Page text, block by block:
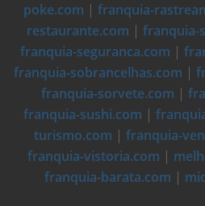
poke.com | franquia-
restaurante.com | franquia-
franquia-seguranca.com |
franquia-sobrancelhas.com |
franquia-sorvete.com |
franquia-sushi.com |
turismo.com | franquia-
franquia-vistoria.com |
franquia-barata.com |